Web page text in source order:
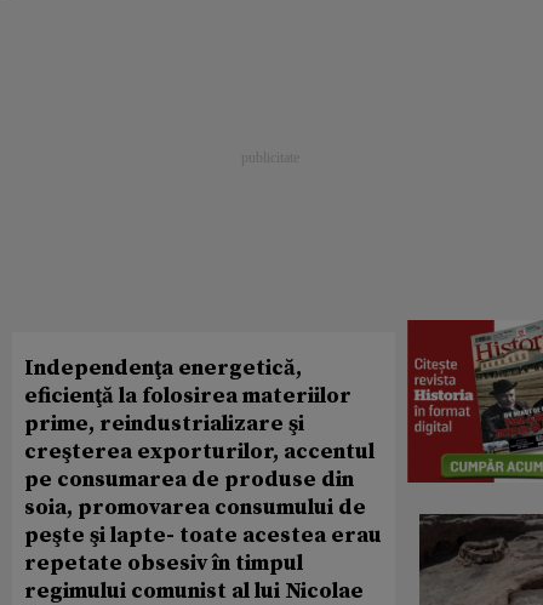
Independenţa energetică,
eficienţă la folosirea materiilor
prime, reindustrializare şi
creşterea exporturilor, accentul
pe consumarea de produse din
soia, promovarea consumului de
peşte şi lapte- toate acestea erau
repetate obsesiv în timpul
regimului comunist al lui Nicolae